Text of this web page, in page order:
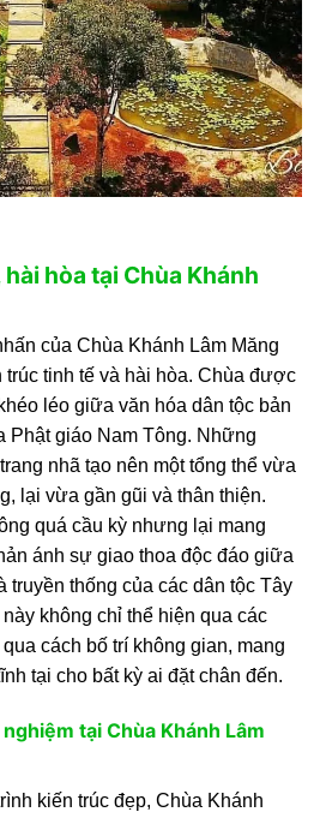
hòa tại Chùa Khánh
của Chùa Khánh Lâm Măng
tinh tế và hài hòa. Chùa được
léo giữa văn hóa dân tộc bản
Phật giáo Nam Tông. Những
nhã tạo nên một tổng thể vừa
lại vừa gần gũi và thân thiện.
quá cầu kỳ nhưng lại mang
ánh sự giao thoa độc đáo giữa
truyền thống của các dân tộc Tây
không chỉ thể hiện qua các
cách bố trí không gian, mang
tại cho bất kỳ ai đặt chân đến.
tại Chùa Khánh Lâm
kiến trúc đẹp, Chùa Khánh